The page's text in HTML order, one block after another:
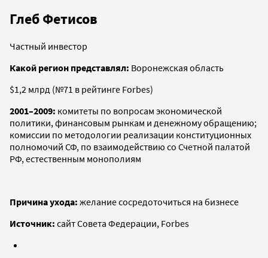
Глеб Фетисов
Частный инвестор
Какой регион представлял: Воронежская область
$1,2 млрд (№71 в рейтинге Forbes)
2001–2009: комитеты по вопросам экономической
политики, финансовым рынкам и денежному обращению;
комиссии по методологии реализации конституционных
полномочий СФ, по взаимодействию со Счетной палатой
РФ, естественным монополиям
Причина ухода: желание сосредоточиться на бизнесе
Источник: сайт Совета Федерации, Forbes